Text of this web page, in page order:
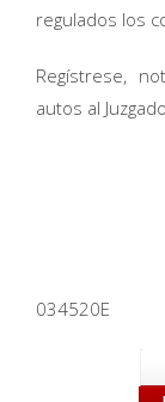
regulados los
Regístrese,
autos al
034520E